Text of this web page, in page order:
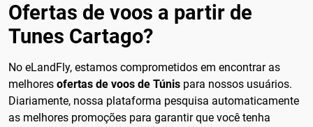
Ofertas de voos a partir de
Tunes Cartago?
No eLandFly, estamos comprometidos em encontrar as
melhores ofertas de voos de Túnis para nossos usuários.
Diariamente, nossa plataforma pesquisa automaticamente
as melhores promoções para garantir que você tenha